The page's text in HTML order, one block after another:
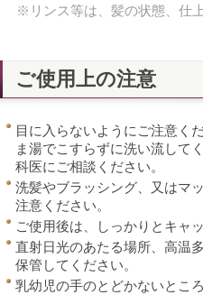
※リンス等は、髪の状態、仕
ご使用上の注意
目に入らないようにご注意く
ま湯でこすらずに洗い流して
科医にご相談ください。
洗髪やブラッシング、又はマ
注意ください。
ご使用後は、しっかりとキャ
直射日光のあたる場所、高温
保管してください。
乳幼児の手のとどかないとこ